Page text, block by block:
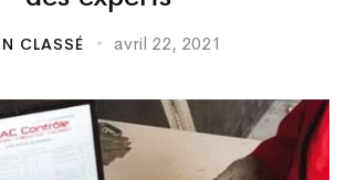
CLASSÉ avril 22, 2021